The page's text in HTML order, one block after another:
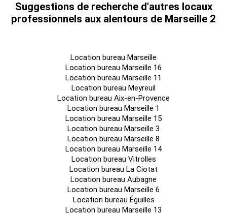
Suggestions de recherche d'autres locaux
professionnels aux alentours de Marseille 2
Location bureau Marseille
Location bureau Marseille 16
Location bureau Marseille 11
Location bureau Meyreuil
Location bureau Aix-en-Provence
Location bureau Marseille 1
Location bureau Marseille 15
Location bureau Marseille 3
Location bureau Marseille 8
Location bureau Marseille 14
Location bureau Vitrolles
Location bureau La Ciotat
Location bureau Aubagne
Location bureau Marseille 6
Location bureau Éguilles
Location bureau Marseille 13